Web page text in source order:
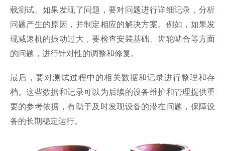
载测试。如果发现了问题，要对问题进行详细记录，分析
问题产生的原因，并制定相应的解决方案。例如，如果发
现减速机的振动过大，要检查安装基础、齿轮啮合等方面
的问题，进行针对性的调整和修复。
最后，要对测试过程中的相关数据和记录进行整理和存
档。这些数据和记录可以为后续的设备维护和管理提供重
要的参考依据，有助于及时发现设备的潜在问题，保障设
备的长期稳定运行。